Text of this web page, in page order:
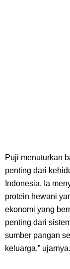
Puji menuturkan
penting dari
Indonesia. Ia
protein hewani
ekonomi yang
penting dari
sumber pangan
keluarga,” ujarnya.